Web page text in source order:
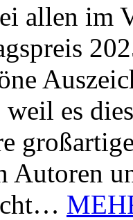
allen im
es
Autoren